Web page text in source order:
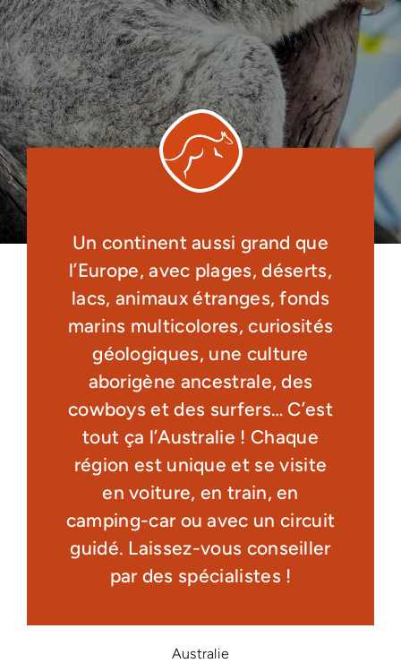
Un continent aussi grand que
l’Europe, avec plages, déserts,
lacs, animaux étranges, fonds
marins multicolores, curiosités
géologiques, une culture
aborigène ancestrale, des
cowboys et des surfers… C’est
tout ça l’Australie ! Chaque
région est unique et se visite
en voiture, en train, en
camping-car ou avec un circuit
guidé. Laissez-vous conseiller
par des spécialistes !
Australie